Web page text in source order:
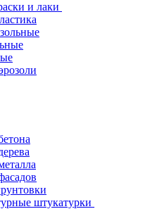
и лаки
штукатурки